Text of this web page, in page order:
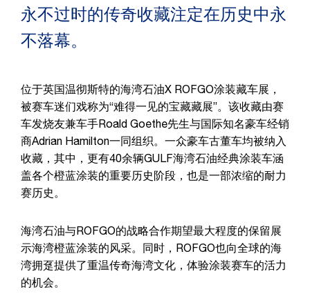
永不过时的传奇收藏注定在历史中永
不落幕。
位于英国温彻斯特的海湾石油X ROFGO涂装藏车展，
被赛车迷们戏称为“难得一见的宝藏藏展”。该收藏由赛
车发烧友兼车手Roald Goethe先生与国际知名豪车经销
商Adrian Hamilton一同组织。一众豪车古董车均被纳入
收藏，其中，更有40余辆GULF海湾石油经典涂装车涵
盖各个橙蓝涂装的重要历史阶段，也是一部浓缩的耐力
赛历史。
海湾石油与ROFGO的战略合作期望最大程度的保留展
示海湾橙蓝涂装的风采。同时，ROFGO也向全球的海
湾拥趸提供了重温传奇海湾文化，体验涂装赛车的活力
的机会。